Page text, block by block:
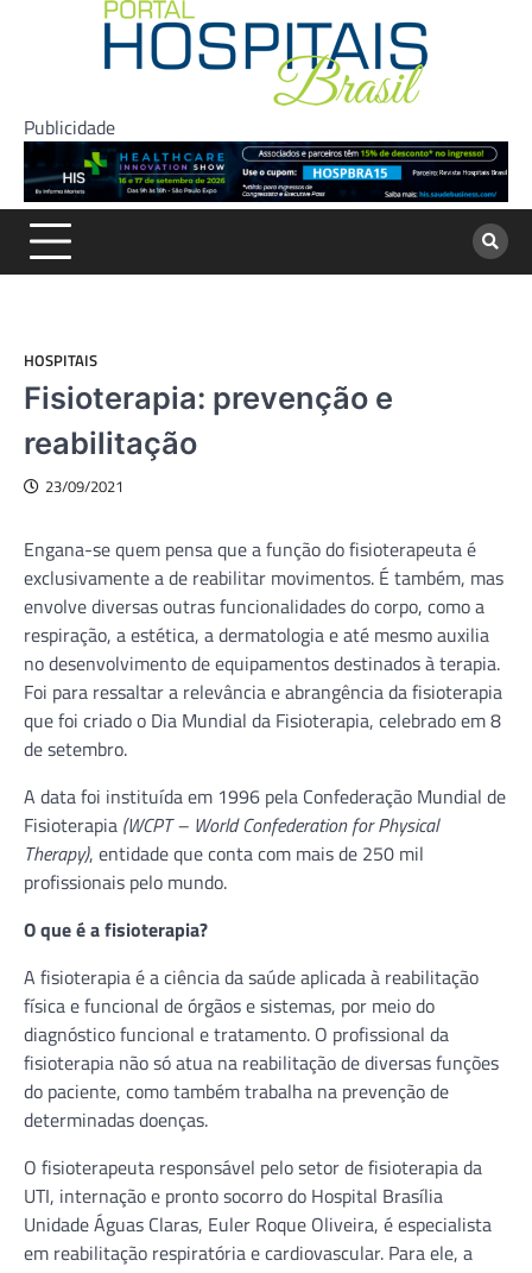
Publicidade
HOSPITAIS
Fisioterapia: prevenção e
reabilitação
23/09/2021
Engana-se quem pensa que a função do fisioterapeuta é
exclusivamente a de reabilitar movimentos. É também, mas
envolve diversas outras funcionalidades do corpo, como a
respiração, a estética, a dermatologia e até mesmo auxilia
no desenvolvimento de equipamentos destinados à terapia.
Foi para ressaltar a relevância e abrangência da fisioterapia
que foi criado o Dia Mundial da Fisioterapia, celebrado em 8
de setembro.
A data foi instituída em 1996 pela Confederação Mundial de
Fisioterapia (WCPT – World Confederation for Physical
Therapy), entidade que conta com mais de 250 mil
profissionais pelo mundo.
O que é a fisioterapia?
A fisioterapia é a ciência da saúde aplicada à reabilitação
física e funcional de órgãos e sistemas, por meio do
diagnóstico funcional e tratamento. O profissional da
fisioterapia não só atua na reabilitação de diversas funções
do paciente, como também trabalha na prevenção de
determinadas doenças.
O fisioterapeuta responsável pelo setor de fisioterapia da
UTI, internação e pronto socorro do Hospital Brasília
Unidade Águas Claras, Euler Roque Oliveira, é especialista
em reabilitação respiratória e cardiovascular. Para ele, a